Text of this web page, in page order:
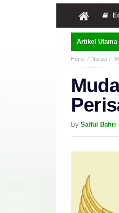
Artikel Utama
Home Narasi
By Saiful Bahri